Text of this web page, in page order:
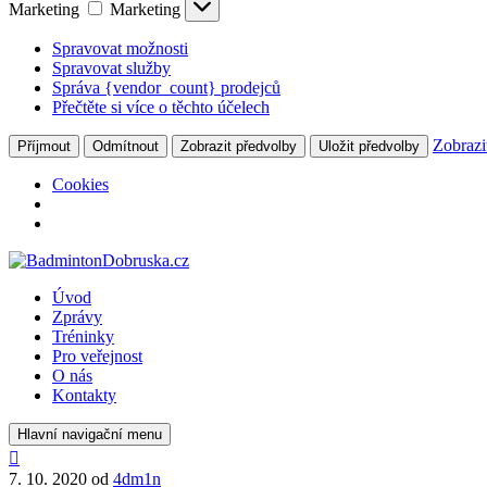
Marketing
Marketing
Spravovat možnosti
Spravovat služby
Správa {vendor_count} prodejců
Přečtěte si více o těchto účelech
Příjmout Odmítnout Zobrazit předvolby Uložit předvolby
Cookies
Úvod
Zprávy
Tréninky
Pro veřejnost
O nás
Kontakty
Hlavní navigační menu
7. 10. 2020 od 4dm1n